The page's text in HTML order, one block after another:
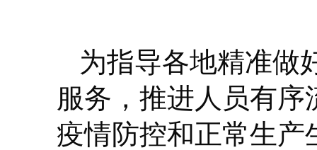
为指导各地精准做
服务，推进人员有
疫情防控和正常生